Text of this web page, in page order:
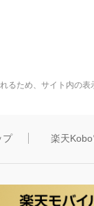
るため、サイト内の
プ 楽天